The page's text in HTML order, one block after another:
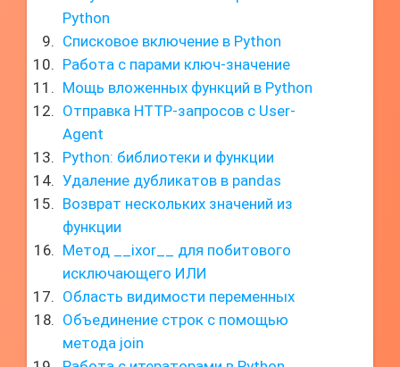
Python
Списковое включение в Python
Работа с парами ключ-значение
Мощь вложенных функций в Python
Отправка HTTP-запросов с User-
Agent
Python: библиотеки и функции
Удаление дубликатов в pandas
Возврат нескольких значений из
функции
Метод __ixor__ для побитового
исключающего ИЛИ
Область видимости переменных
Объединение строк с помощью
метода join